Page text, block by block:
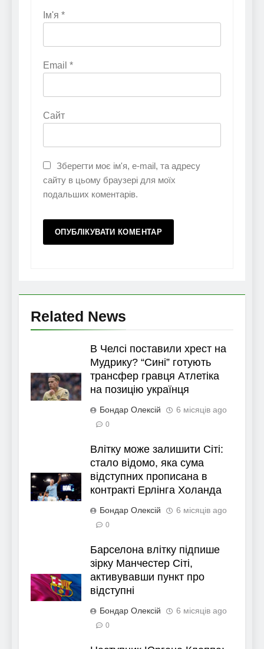
Ім'я *
Email *
Сайт
Зберегти моє ім'я, e-mail, та адресу
сайту в цьому браузері для моїх
подальших коментарів.
Related News
В Челсі поставили хрест на
Мудрику? “Сині” готують
трансфер гравця Атлетіка
на позицію українця
Бондар Олексій 6 місяців ago
0
Влітку може залишити Сіті:
стало відомо, яка сума
відступних прописана в
контракті Ерлінга Холанда
Бондар Олексій 6 місяців ago
0
Барселона влітку підпише
зірку Манчестер Сіті,
активувавши пункт про
відступні
Бондар Олексій 6 місяців ago
0